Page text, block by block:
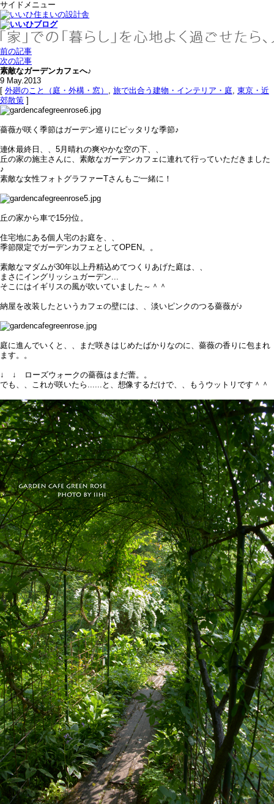
サイドメニュー
前の記事
次の記事
素敵なガーデンカフェへ♪
9 May.2013
[ 外廻のこと（庭・外構・窓） , 旅で出合う建物・インテリア・庭, 東京・近
郊散策 ]
薔薇が咲く季節はガーデン巡りにピッタリな季節♪
連休最終日、、5月晴れの爽やかな空の下、、
丘の家の施主さんに、素敵なガーデンカフェに連れて行っていただきました
♪
素敵な女性フォトグラファーTさんもご一緒に！
丘の家から車で15分位。
住宅地にある個人宅のお庭を、、
季節限定でガーデンカフェとしてOPEN。。
素敵なマダムが30年以上丹精込めてつくりあげた庭は、、
まさにイングリッシュガーデン...
そこにはイギリスの風が吹いていました～＾＾
納屋を改装したというカフェの壁には、、淡いピンクのつる薔薇が♪
庭に進んでいくと、、まだ咲きはじめたばかりなのに、薔薇の香りに包まれ
ます。。
↓ ↓ ローズウォークの薔薇はまだ蕾。。
でも、、これが咲いたら......と、想像するだけで、、もうウットリです＾＾